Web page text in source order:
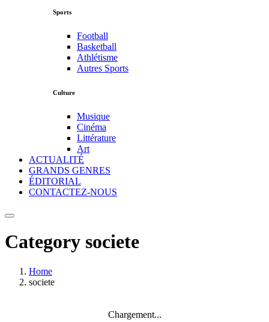
Sports
Football
Basketball
Athlétisme
Autres Sports
Culture
Musique
Cinéma
Littérature
Art
ACTUALITÉ
GRANDS GENRES
ÉDITORIAL
CONTACTEZ-NOUS
Category societe
Home
societe
Chargement...